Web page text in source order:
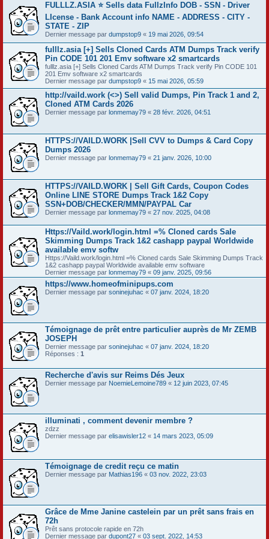
FULLLZ.ASIA ⭐️ Sells data FullzInfo DOB - SSN - Driver
LIcense - Bank Account info NAME - ADDRESS - CITY -
STATE - ZIP
Dernier message par dumpstop9 « 19 mai 2026, 09:54
fulllz.asia [+] Sells Cloned Cards ATM Dumps Track verify
Pin CODE 101 201 Emv software x2 smartcards
fulllz.asia [+] Sells Cloned Cards ATM Dumps Track verify Pin CODE 101
201 Emv software x2 smartcards
Dernier message par dumpstop9 « 15 mai 2026, 05:59
http://vaild.work (<>) Sell valid Dumps, Pin Track 1 and 2,
Cloned ATM Cards 2026
Dernier message par lonmemay79 « 28 févr. 2026, 04:51
HTTPS://VAILD.WORK |Sell CVV to Dumps & Card Copy
Dumps 2026
Dernier message par lonmemay79 « 21 janv. 2026, 10:00
HTTPS://VAILD.WORK | Sell Gift Cards, Coupon Codes
Online LINE STORE Dumps Track 1&2 Copy
SSN+DOB/CHECKER/MMN/PAYPAL Car
Dernier message par lonmemay79 « 27 nov. 2025, 04:08
Https://Vaild.work/login.html =% Cloned cards Sale
Skimming Dumps Track 1&2 cashapp paypal Worldwide
available emv softw
Https://Vaild.work/login.html =% Cloned cards Sale Skimming Dumps Track
1&2 cashapp paypal Worldwide available emv software
Dernier message par lonmemay79 « 09 janv. 2025, 09:56
https://www.homeofminipups.com
Dernier message par soninejuhac « 07 janv. 2024, 18:20
Témoignage de prêt entre particulier auprès de Mr ZEMB
JOSEPH
Dernier message par soninejuhac « 07 janv. 2024, 18:20
Réponses : 1
Recherche d'avis sur Reims Dés Jeux
Dernier message par NoemieLemoine789 « 12 juin 2023, 07:45
illuminati , comment devenir membre ?
zdzz
Dernier message par elisawisler12 « 14 mars 2023, 05:09
Témoignage de credit reçu ce matin
Dernier message par Mathias196 « 03 nov. 2022, 23:03
Grâce de Mme Janine castelein par un prêt sans frais en
72h
Prêt sans protocole rapide en 72h
Dernier message par dupont27 « 03 sept. 2022, 14:53